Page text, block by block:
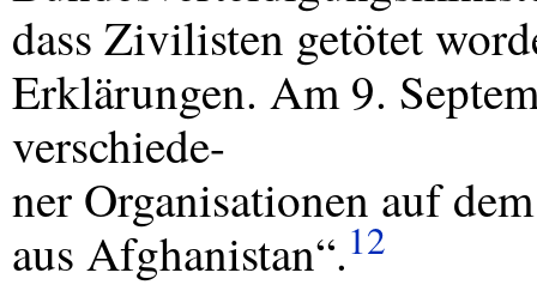
dass Zivilisten getötet
Erklärungen. Am 9.
verschiede-
ner Organisationen auf
aus Afghanistan“.12